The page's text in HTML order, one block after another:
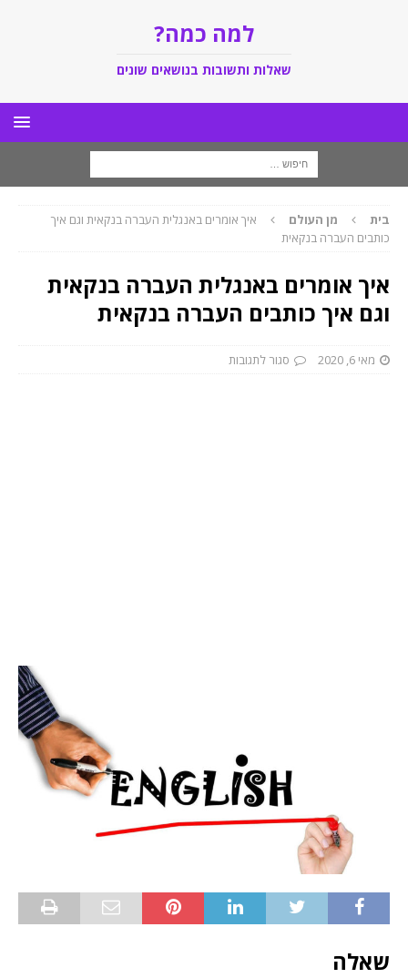
למה כמה?
שאלות ותשובות בנושאים שונים
בית מן העולם
איך אומרים באנגלית העברה בנקאית וגם איך
כותבים העברה בנקאית
איך אומרים באנגלית העברה בנקאית
וגם איך כותבים העברה בנקאית
מאי 6, 2020 סגור לתגובות
שאלה